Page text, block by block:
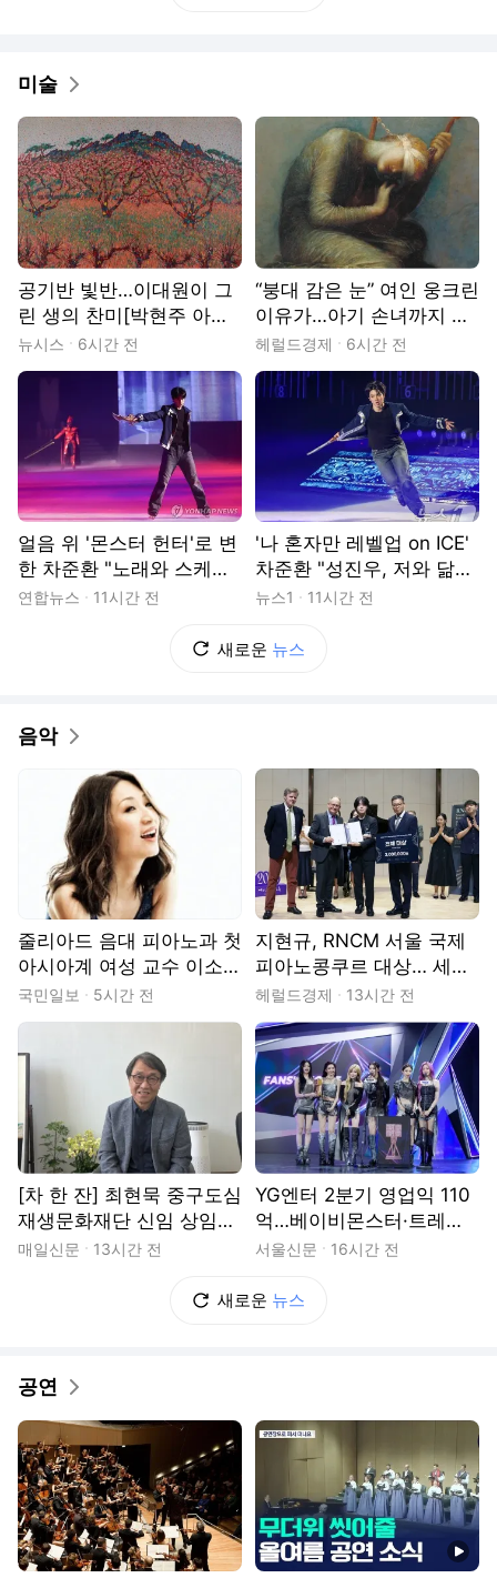
미술
공기반 빛반…이대원이 그
린 생의 찬미[박현주 아트
에세이 ㉚]
뉴시스 6시간 전
“붕대 감은 눈” 여인 웅크린
이유가…아기 손녀까지 잃
은뒤 쏴올린 ‘희망’ 이야기
[이원율의 후암동 미술관-
조지 프레더릭 와츠 편]
헤럴드경제 6시간 전
얼음 위 '몬스터 헌터'로 변
한 차준환 "노래와 스케이
팅을 연결"
연합뉴스 11시간 전
'나 혼자만 레벨업 on ICE'
차준환 "성진우, 저와 닮
아…노래 맹연습"(종합)
뉴스1 11시간 전
새로운 뉴스
음악
줄리아드 음대 피아노과 첫
아시아계 여성 교수 이소
연, 20년 만의 내한
국민일보 5시간 전
지현규, RNCM 서울 국제
피아노콩쿠르 대상… 세계
무대 향한 첫걸음
헤럴드경제 13시간 전
[차 한 잔] 최현묵 중구도심
재생문화재단 신임 상임이
사 "서문시장·경상감영 등
매일신문 13시간 전
YG엔터 2분기 영업익 110
억…베이비몬스터·트레저
이끌어
서울신문 16시간 전
새로운 뉴스
공연